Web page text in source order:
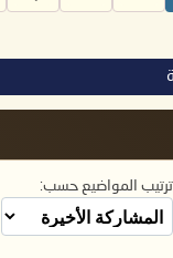
ترتيب المواضيع حسب: